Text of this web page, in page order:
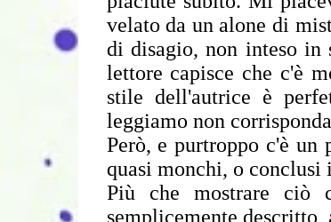
velato da un alone di
di disagio, non inteso in
lettore capisce che c'è
stile dell'autrice è
leggiamo non
Però, e purtroppo c'è
quasi monchi, o conclusi
Più che mostrare ciò
semplicemente